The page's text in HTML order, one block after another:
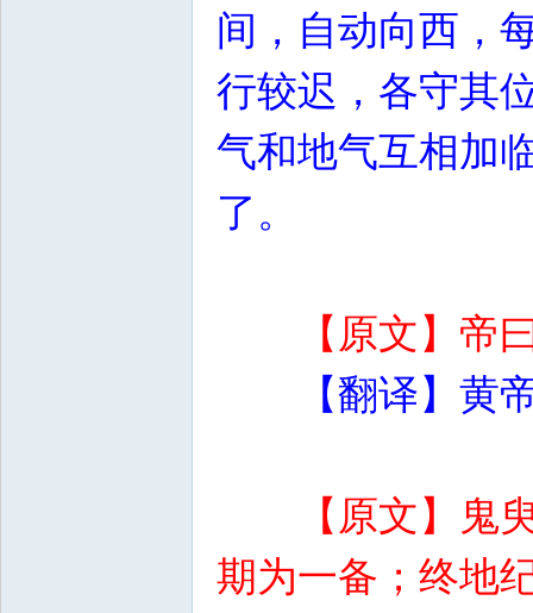
间，自动向西，
行较迟，各守其
气和地气互相加
了。
【原文】帝
【翻译】黄
【原文】鬼
期为一备；终地